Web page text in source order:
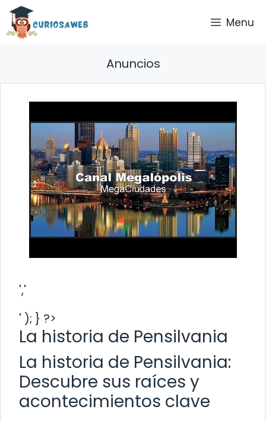
Saltar
contenido
Menu
Anuncios
','
' ); } ?>
La historia de Pensilvania
La historia de Pensilvania:
Descubre sus raíces y
acontecimientos clave